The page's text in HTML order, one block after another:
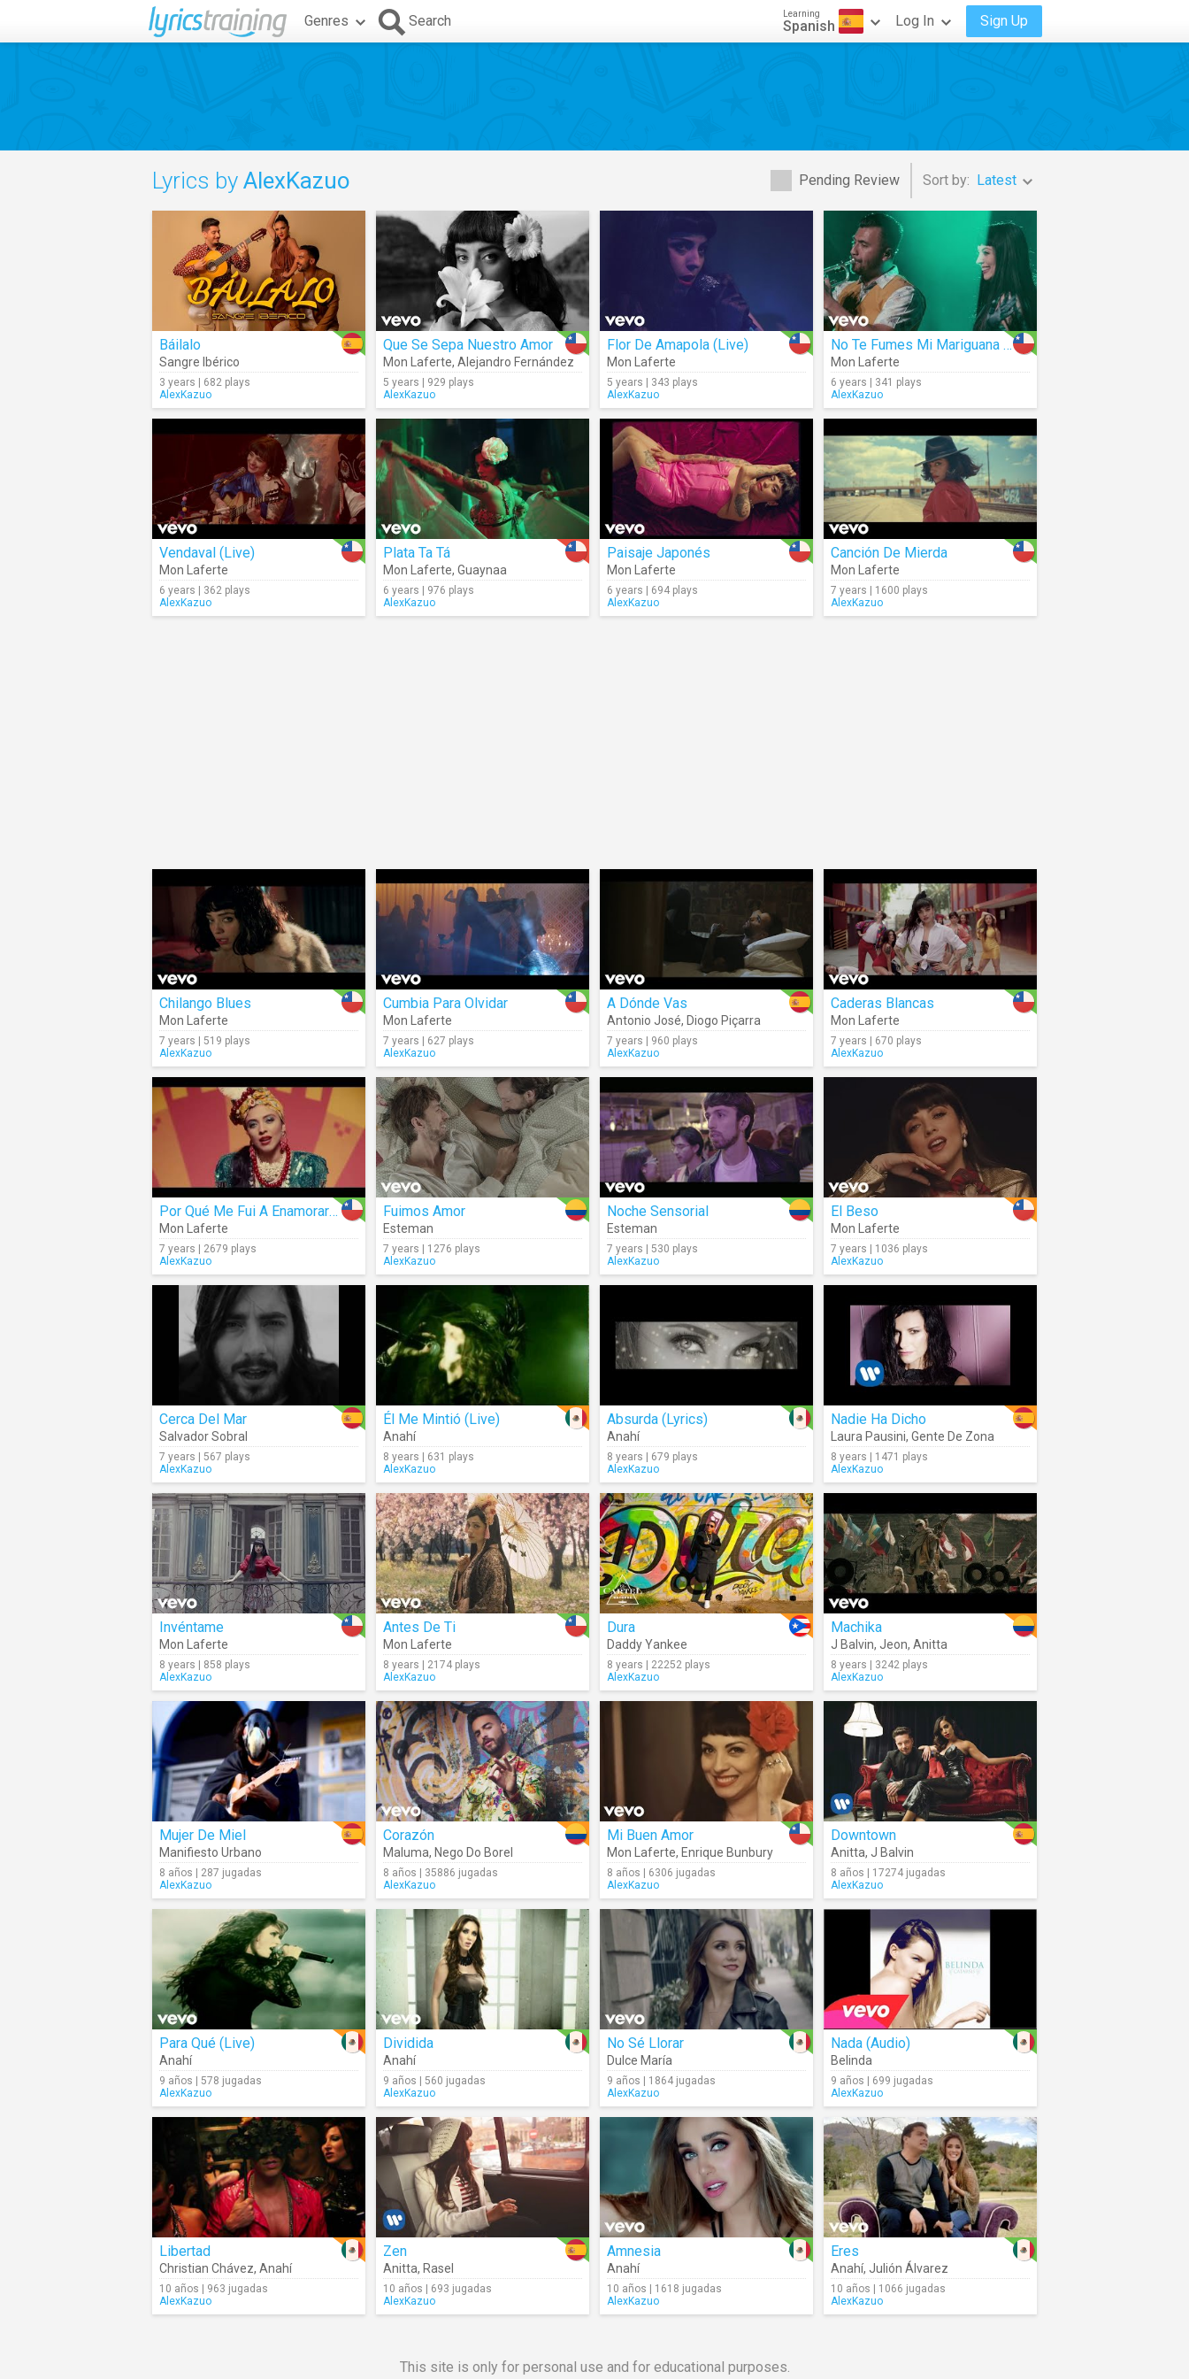
Genres Search Learning
Spanish Log In Sign Up
Pending Review Sort by: Latest
Lyrics by AlexKazuo
Báilalo
Sangre Ibérico
3 years | 682 plays
AlexKazuo
Que Se Sepa Nuestro Amor
Mon Laferte, Alejandro Fernández
5 years | 929 plays
AlexKazuo
Flor De Amapola (Live)
Mon Laferte
5 years | 343 plays
AlexKazuo
No Te Fumes Mi Mariguana (Live)
Mon Laferte
6 years | 341 plays
AlexKazuo
Vendaval (Live)
Mon Laferte
6 years | 362 plays
AlexKazuo
Plata Ta Tá
Mon Laferte, Guaynaa
6 years | 976 plays
AlexKazuo
Paisaje Japonés
Mon Laferte
6 years | 694 plays
AlexKazuo
Canción De Mierda
Mon Laferte
7 years | 1600 plays
AlexKazuo
Chilango Blues
Mon Laferte
7 years | 519 plays
AlexKazuo
Cumbia Para Olvidar
Mon Laferte
7 years | 627 plays
AlexKazuo
A Dónde Vas
Antonio José, Diogo Piçarra
7 years | 960 plays
AlexKazuo
Caderas Blancas
Mon Laferte
7 years | 670 plays
AlexKazuo
Por Qué Me Fui A Enamorar De Ti
Mon Laferte
7 years | 2679 plays
AlexKazuo
Fuimos Amor
Esteman
7 years | 1276 plays
AlexKazuo
Noche Sensorial
Esteman
7 years | 530 plays
AlexKazuo
El Beso
Mon Laferte
7 years | 1036 plays
AlexKazuo
Cerca Del Mar
Salvador Sobral
7 years | 567 plays
AlexKazuo
Él Me Mintió (Live)
Anahí
8 years | 631 plays
AlexKazuo
Absurda (Lyrics)
Anahí
8 years | 679 plays
AlexKazuo
Nadie Ha Dicho
Laura Pausini, Gente De Zona
8 years | 1471 plays
AlexKazuo
Invéntame
Mon Laferte
8 years | 858 plays
AlexKazuo
Antes De Ti
Mon Laferte
8 years | 2174 plays
AlexKazuo
Dura
Daddy Yankee
8 years | 22252 plays
AlexKazuo
Machika
J Balvin, Jeon, Anitta
8 years | 3242 plays
AlexKazuo
Mujer De Miel
Manifiesto Urbano
8 años | 287 jugadas
AlexKazuo
Corazón
Maluma, Nego Do Borel
8 años | 35886 jugadas
AlexKazuo
Mi Buen Amor
Mon Laferte, Enrique Bunbury
8 años | 6306 jugadas
AlexKazuo
Downtown
Anitta, J Balvin
8 años | 17274 jugadas
AlexKazuo
Para Qué (Live)
Anahí
9 años | 578 jugadas
AlexKazuo
Dividida
Anahí
9 años | 560 jugadas
AlexKazuo
No Sé Llorar
Dulce María
9 años | 1864 jugadas
AlexKazuo
Nada (Audio)
Belinda
9 años | 699 jugadas
AlexKazuo
Libertad
Christian Chávez, Anahí
10 años | 963 jugadas
AlexKazuo
Zen
Anitta, Rasel
10 años | 693 jugadas
AlexKazuo
Amnesia
Anahí
10 años | 1618 jugadas
AlexKazuo
Eres
Anahí, Julión Álvarez
10 años | 1066 jugadas
AlexKazuo
This site is only for personal use and for educational purposes.